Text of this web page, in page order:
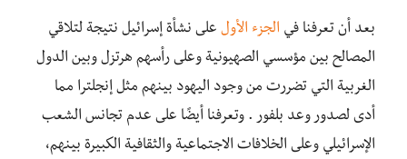
بعد أن تعرفنا في الجزء الأول على نشأة إسرائيل نتيجة لتلاقي
المصالح بين مؤسسي الصهيونية وعلى رأسهم هرتزل وبين الدول
الغربية التي تضررت من وجود اليهود بينهم مثل إنجلترا مما
أدى لصدور وعد بلفور . وتعرفنا أيضًا على عدم تجانس الشعب
الإسرائيلي وعلى الخلافات الاجتماعية والثقافية الكبيرة بينهم،